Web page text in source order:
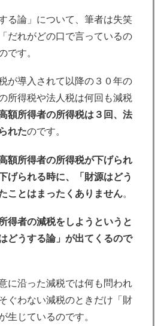
る論」について、筆者は失笑
だれがどの口で言っているの
です。
が導入されて以降の３０年の
所得税や法人税は何回も減税
額所得者の所得税は３回、法
れたのです。
額所得者の所得税が下げられ
げられる時に、「財源はどう
ことはまったくありません。
得者の減税をしようというと
どうする論」が出てくるので
に沿った減税では何も問われ
ぐわない減税のときだけ「財
生じているのです。